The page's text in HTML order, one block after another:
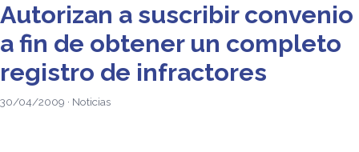
Autorizan a suscribir convenio
a fin de obtener un completo
registro de infractores
30/04/2009 · Noticias